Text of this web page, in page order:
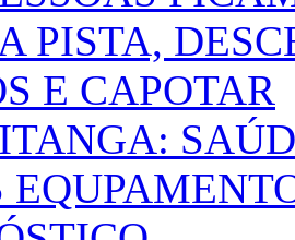
PISTA,
E CAPOTAR